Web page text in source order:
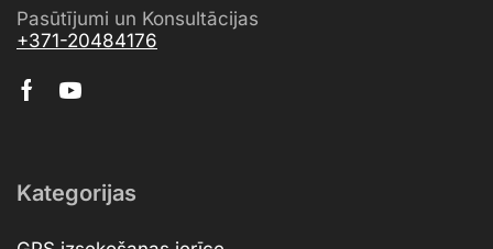
Pasūtījumi un Konsultācijas
+371-20484176
Kategorijas